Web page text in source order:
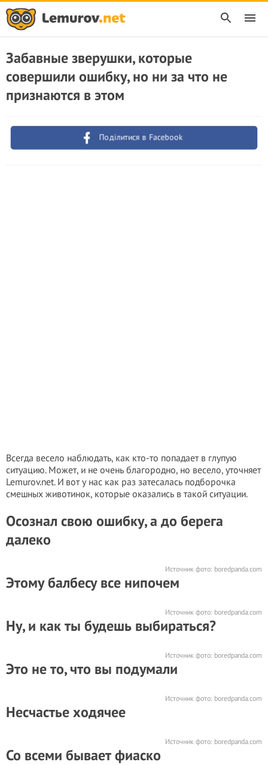
Забавные зверушки, которые
совершили ошибку, но ни за что не
признаются в этом
Поділитися в Facebook
Всегда весело наблюдать, как кто-то попадает в глупую
ситуацию. Может, и не очень благородно, но весело, уточняет
Lemurov.net. И вот у нас как раз затесалась подборочка
смешных животинок, которые оказались в такой ситуации.
Осознал свою ошибку, а до берега
далеко
Источник фото: boredpanda.com
Этому балбесу все нипочем
Источник фото: boredpanda.com
Ну, и как ты будешь выбираться?
Источник фото: boredpanda.com
Это не то, что вы подумали
Источник фото: boredpanda.com
Несчастье ходячее
Источник фото: boredpanda.com
Со всеми бывает фиаско